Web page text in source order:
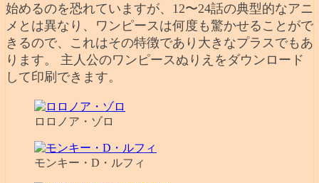
始めるのを恐れていますが、12〜24話の典型的なアニ
メとは異なり、ワンピースは何度も驚かせることがで
きるので、これはその特徴であり大きなプラスでもあ
ります。 主人公のワンピースぬりえをダウンロード
して印刷できます。
ロロノア・ゾロ
モンキー・D・ルフィ